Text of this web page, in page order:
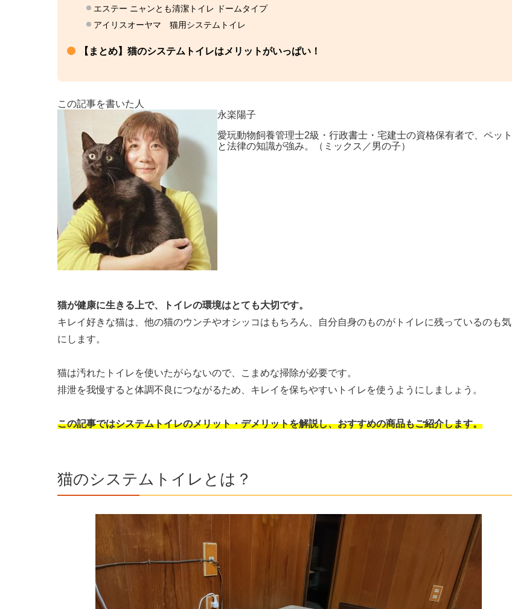
エステー ニャンとも清潔トイレ ドームタイプ
アイリスオーヤマ 猫用システムトイレ
【まとめ】猫のシステムトイレはメリットがいっぱい！
この記事を書いた人
永楽陽子
愛玩動物飼養管理士2級・行政書士・宅建士の資格保有者で、ペット
と法律の知識が強み。（ミックス／男の子）
猫が健康に生きる上で、トイレの環境はとても大切です。
キレイ好きな猫は、他の猫のウンチやオシッコはもちろん、自分自身のものがトイレに残っているのも気
にします。
猫は汚れたトイレを使いたがらないので、こまめな掃除が必要です。
排泄を我慢すると体調不良につながるため、キレイを保ちやすいトイレを使うようにしましょう。
この記事ではシステムトイレのメリット・デメリットを解説し、おすすめの商品もご紹介します。
猫のシステムトイレとは？